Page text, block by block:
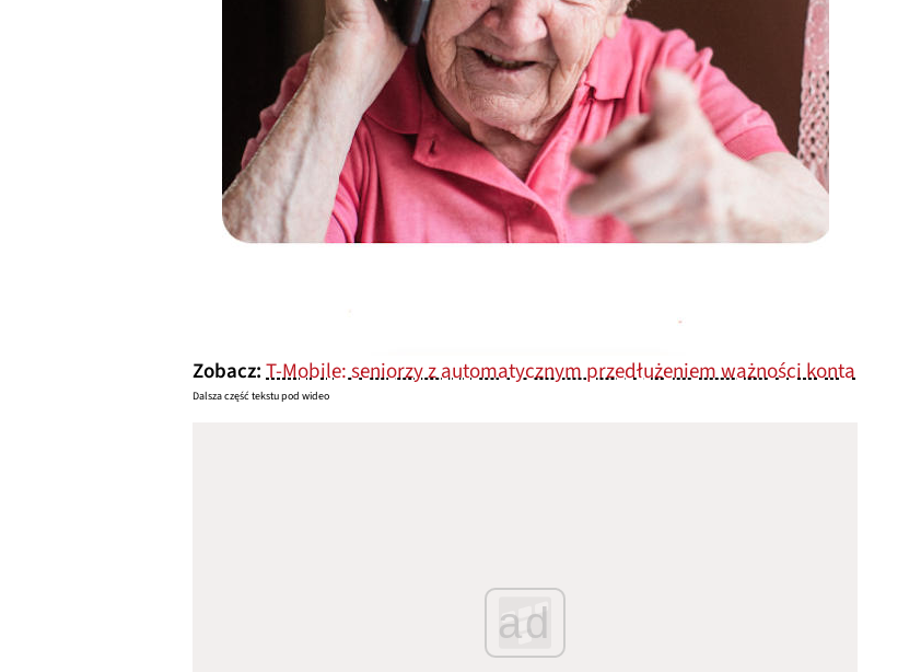
Zobacz:T‑Mobile: seniorzy z automatycznym przedłużeniem ważności konta
Dalsza część tekstu pod wideo
ad